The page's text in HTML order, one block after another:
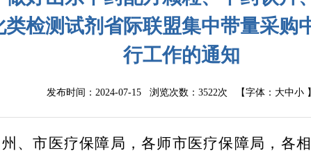
类检测试剂省际联盟集中带量采购
行工作的通知
发布时间：2024-07-15 浏览次数：3522次 【字体： 大中小 】
州、市医疗保障局，各师市医疗保障局，各